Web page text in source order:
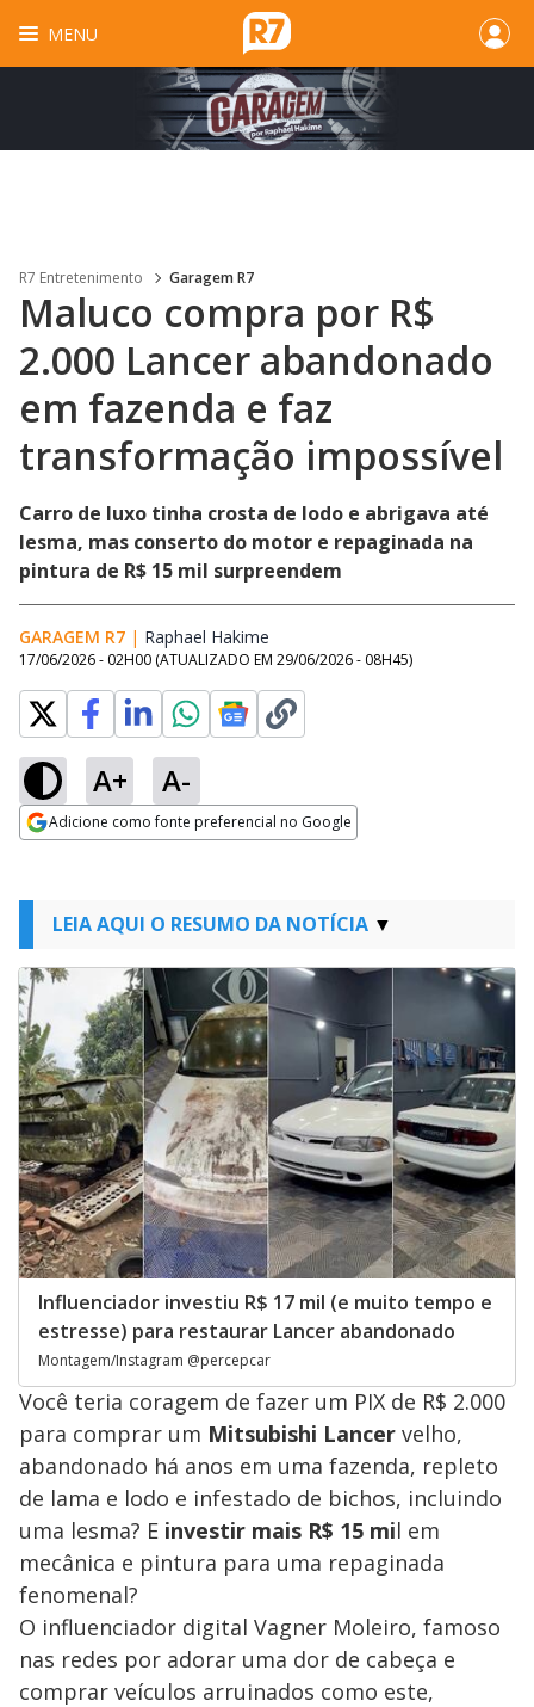
MENU
R7 Entretenimento Garagem R7
Maluco compra por R$
2.000 Lancer abandonado
em fazenda e faz
transformação impossível
Carro de luxo tinha crosta de lodo e abrigava até
lesma, mas conserto do motor e repaginada na
pintura de R$ 15 mil surpreendem
GARAGEM R7 | Raphael Hakime
17/06/2026 - 02H00 (ATUALIZADO EM 29/06/2026 - 08H45)
A+ A-
Adicione como fonte preferencial no Google
LEIA AQUI O RESUMO DA NOTÍCIA
Influenciador investiu R$ 17 mil (e muito tempo e
estresse) para restaurar Lancer abandonado
Montagem/Instagram @percepcar
Você teria coragem de fazer um PIX de R$ 2.000
para comprar um Mitsubishi Lancer velho,
abandonado há anos em uma fazenda, repleto
de lama e lodo e infestado de bichos, incluindo
uma lesma? E investir mais R$ 15 mil em
mecânica e pintura para uma repaginada
fenomenal?
O influenciador digital Vagner Moleiro, famoso
nas redes por adorar uma dor de cabeça e
comprar veículos arruinados como este,